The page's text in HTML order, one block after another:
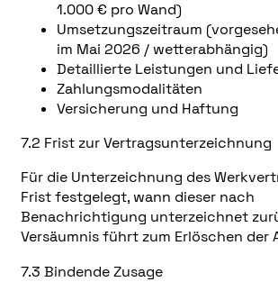
1.000 € pro Wand)
Umsetzungszeitraum
im Mai 2026 / wetterabhängig)
Detaillierte Leistungen und
Zahlungsmodalitäten
Versicherung und Haftung
7.2 Frist zur Vertragsunterzeichnung
Für die Unterzeichnung des
Frist festgelegt, wann dieser nach
Benachrichtigung unterzeichnet
Versäumnis führt zum Erlöschen der
7.3 Bindende Zusage